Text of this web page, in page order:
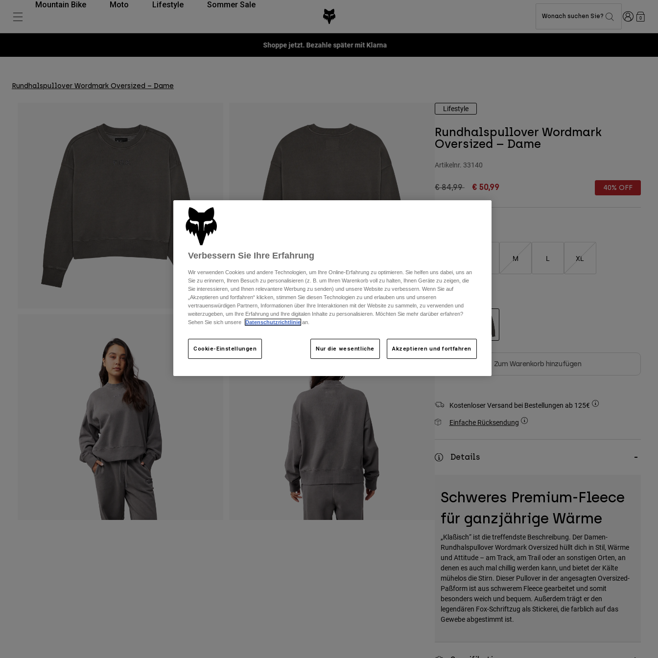
Mountain Bike Moto Lifestyle Sommer Sale
Wonach suchen Sie? Anmelden
0
Shoppe jetzt. Bezahle später mit Klarna
Rundhalspullover Wordmark Oversized – Dame
Lifestyle
Rundhalspullover Wordmark
Oversized – Dame
Artikelnr. 33140
Price reduced from
€ 84,99to€ 50,99 40% OFF
M L XL
Farben -
Zum Warenkorb hinzufügen
Kostenloser Versand bei Bestellungen ab 125€
Einfache Rücksendung
Details
Schweres Premium-Fleece
für ganzjährige Wärme
„Klaßisch“ ist die treffendste Beschreibung. Der Damen-
Rundhalspullover Wordmark Oversized hüllt dich in Stil, Wärme
und Attitude – am Track, am Trail oder an sonstigen Orten, an
denen es auch mal chillig werden kann, und bietet der Kälte
mühelos die Stirn. Dieser Pullover in der angesagten Oversized-
Paßform ist aus schwerem Fleece gearbeitet und somit
besonders weich und bequem. Außerdem trägt er den
legendären Fox-Schriftzug als Stickerei, die farblich auf das
Gewebe abgestimmt ist.
Verbessern Sie Ihre Erfahrung
Wir verwenden Cookies und andere Technologien, um Ihre Online-Erfahrung zu optimieren. Sie helfen uns dabei, uns an
Sie zu erinnern, Ihren Besuch zu personalisieren (z. B. um Ihren Warenkorb voll zu halten, Ihnen Geräte zu zeigen, die
Sie interessieren, und Ihnen relevantere Werbung zu senden) und unsere Website zu verbessern. Wenn Sie auf
„Akzeptieren und fortfahren“ klicken, stimmen Sie diesen Technologien zu und erlauben uns und unseren
vertrauenswürdigen Partnern, Informationen über Ihre Interaktionen mit der Website zu sammeln, zu verwenden und
weiterzugeben, um Ihre Erfahrung und Ihre digitalen Inhalte zu personalisieren. Möchten Sie mehr darüber erfahren?
Sehen Sie sich unsere
Datenschutzrichtlinie an.
Cookie-Einstellungen Nur die wesentliche Akzeptieren und fortfahren